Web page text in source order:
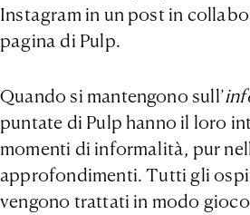
Instagram in un post in
pagina di Pulp.
Quando si mantengono sull’
puntate di Pulp hanno il loro
momenti di informalità, pur
approfondimenti. Tutti gli
vengono trattati in modo